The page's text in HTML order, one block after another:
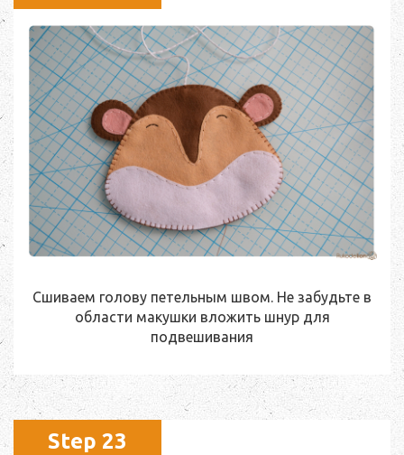
Сшиваем голову петельным швом. Не забудьте в
области макушки вложить шнур для
подвешивания
Step 23